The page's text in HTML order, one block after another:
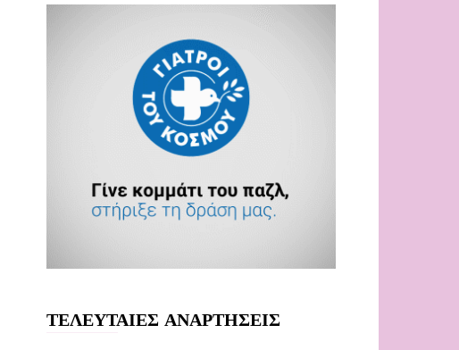
ΤΕΛΕΥΤΑΙΕΣ ΑΝΑΡΤΗΣΕΙΣ